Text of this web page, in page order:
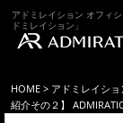
アドミレイション オフィ
ドミレイション」
HOME > アドミレイシ
紹介その２】